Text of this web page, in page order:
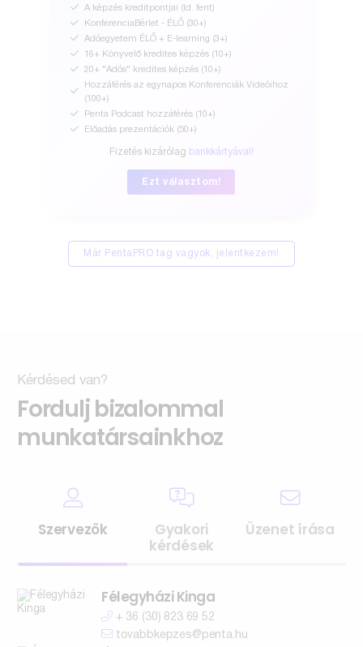
Kérdésed van?
Fordulj bizalommal
munkatársainkhoz
Szervezők
Gyakori
kérdések
Üzenet írása
Félegyházi Kinga
+ 36 (30) 823 69 52
tovabbkepzes@penta.hu